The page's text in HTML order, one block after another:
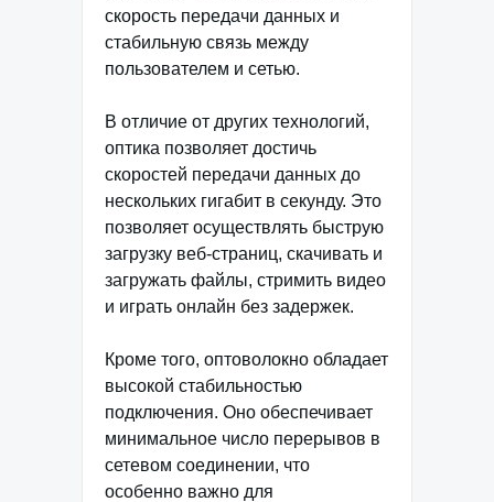
скорость передачи данных и
стабильную связь между
пользователем и сетью.
В отличие от других технологий,
оптика позволяет достичь
скоростей передачи данных до
нескольких гигабит в секунду. Это
позволяет осуществлять быструю
загрузку веб-страниц, скачивать и
загружать файлы, стримить видео
и играть онлайн без задержек.
Кроме того, оптоволокно обладает
высокой стабильностью
подключения. Оно обеспечивает
минимальное число перерывов в
сетевом соединении, что
особенно важно для